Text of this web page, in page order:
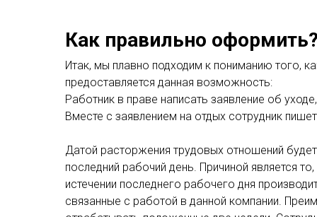
Как правильно оформить?
Итак, мы плавно подходим к пониманию того,
предоставляется данная возможность:
Работник в праве написать заявление об
Вместе с заявлением на отдых сотрудник
Датой расторжения трудовых отношений
последний рабочий день. Причиной является
истечении последнего рабочего дня
связанные с работой в данной компании.